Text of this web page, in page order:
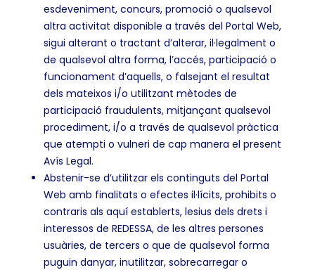
esdeveniment, concurs, promoció o qualsevol
altra activitat disponible a través del Portal Web,
sigui alterant o tractant d’alterar, il·legalment o
de qualsevol altra forma, l’accés, participació o
funcionament d’aquells, o falsejant el resultat
dels mateixos i/o utilitzant mètodes de
participació fraudulents, mitjançant qualsevol
procediment, i/o a través de qualsevol pràctica
que atempti o vulneri de cap manera el present
Avís Legal.
Abstenir-se d’utilitzar els continguts del Portal
Web amb finalitats o efectes il·lícits, prohibits o
contraris als aquí establerts, lesius dels drets i
interessos de REDESSA, de les altres persones
usuàries, de tercers o que de qualsevol forma
puguin danyar, inutilitzar, sobrecarregar o